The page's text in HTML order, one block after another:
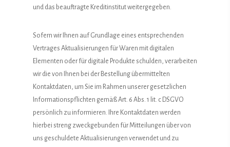
und das beauftragte Kreditinstitut weitergegeben.
Sofern wir Ihnen auf Grundlage eines entsprechenden
Vertrages Aktualisierungen für Waren mit digitalen
Elementen oder für digitale Produkte schulden, verarbeiten
wir die von Ihnen bei der Bestellung übermittelten
Kontaktdaten, um Sie im Rahmen unserer gesetzlichen
Informationspflichten gemäß Art. 6 Abs. 1 lit. c DSGVO
persönlich zu informieren. Ihre Kontaktdaten werden
hierbei streng zweckgebunden für Mitteilungen über von
uns geschuldete Aktualisierungen verwendet und zu